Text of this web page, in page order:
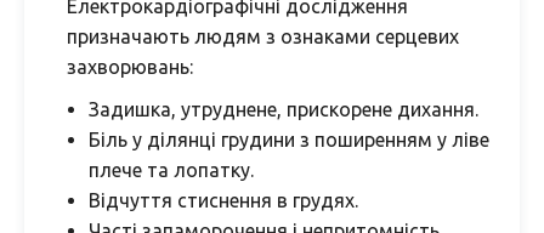
Електрокардіографічні дослідження
призначають людям з ознаками серцевих
захворювань:
Задишка, утруднене, прискорене дихання.
Біль у ділянці грудини з поширенням у ліве
плече та лопатку.
Відчуття стиснення в грудях.